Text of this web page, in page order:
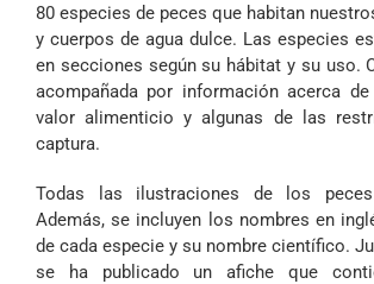
80 especies de peces que habitan
y cuerpos de agua dulce. Las especies
en secciones según su hábitat y su uso.
acompañada por información acerca
valor alimenticio y algunas de las
captura.
Todas las ilustraciones de los
Además, se incluyen los nombres en
de cada especie y su nombre científico.
se ha publicado un afiche que